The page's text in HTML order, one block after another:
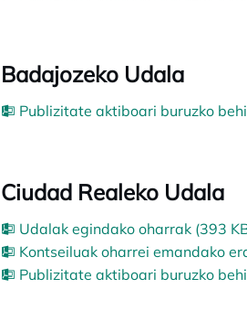
Badajozeko Udala
Publizitate aktiboari buruzko
Ciudad Realeko Udala
Udalak egindako oharrak (393
Kontseiluak oharrei emandako
Publizitate aktiboari buruzko